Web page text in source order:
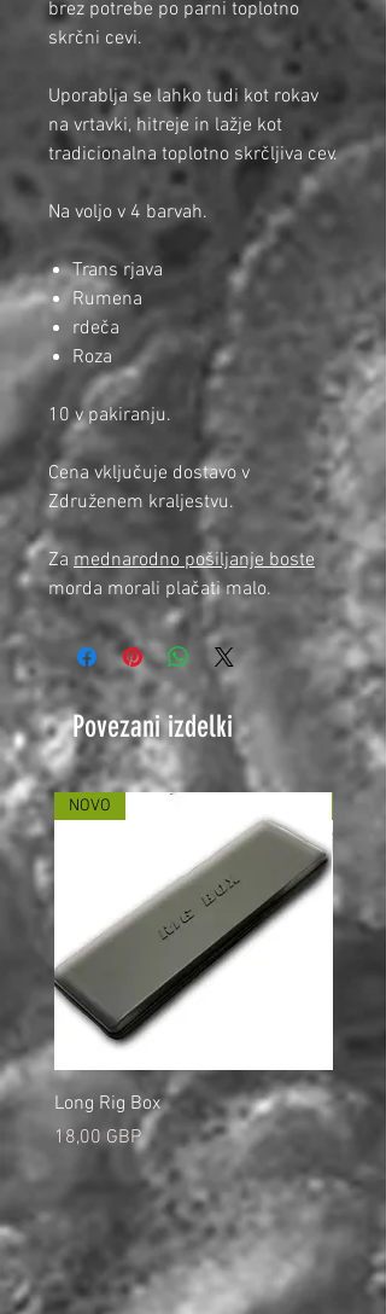
brez potrebe po parni toplotno
skrčni cevi.
Uporablja se lahko tudi kot rokav
na vrtavki, hitreje in lažje kot
tradicionalna toplotno skrčljiva cev.
Na voljo v 4 barvah.
Trans rjava
Rumena
rdeča
Roza
10 v pakiranju.
Cena vključuje dostavo v
Združenem kraljestvu.
Za mednarodno pošiljanje boste
morda morali plačati malo.
Povezani izdelki
NOVO
Long Rig Box
Cena
18,00 GBP
Cena
5,00